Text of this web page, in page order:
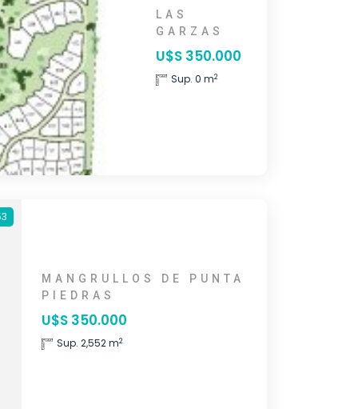
LAS
GARZAS
U$S 350.000
Sup. 0 m2
MANGRULLOS DE PUNTA
PIEDRAS
U$S 350.000
Sup. 2,552 m2